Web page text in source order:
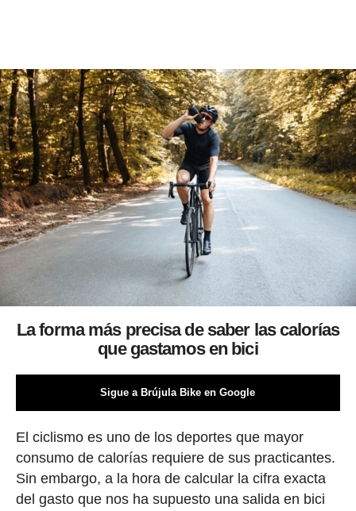
La forma más precisa de saber las calorías
que gastamos en bici
Sigue a Brújula Bike en Google
El ciclismo es uno de los deportes que mayor
consumo de calorías requiere de sus practicantes.
Sin embargo, a la hora de calcular la cifra exacta
del gasto que nos ha supuesto una salida en bici